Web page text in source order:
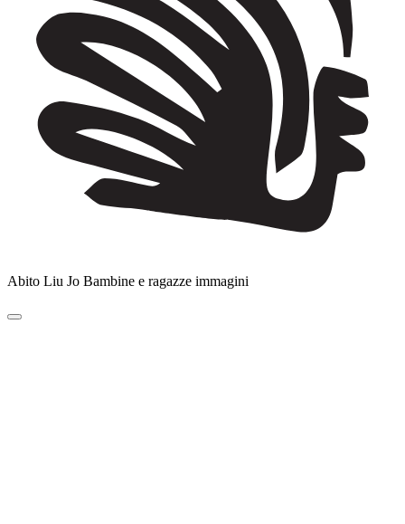
Abito Liu Jo Bambine e ragazze immagini